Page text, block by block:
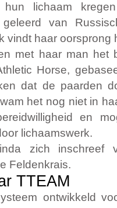
lichaam kregen
van
vindt haar oorsprong
met haar man het
Horse,
dat de paarden
het nog niet in
en
lichaamswerk.
zich inschreef
Feldenkrais.
TTEAM
ontwikkeld